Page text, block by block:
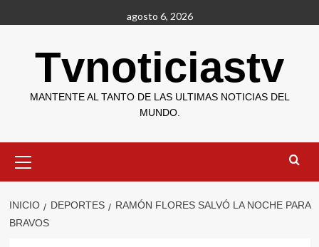
al
agosto 6, 2026
Tvnoticiastv
MANTENTE AL TANTO DE LAS ULTIMAS NOTICIAS DEL
MUNDO.
primario
INICIO DEPORTES
RAMÓN FLORES SALVÓ LA NOCHE PARA
BRAVOS